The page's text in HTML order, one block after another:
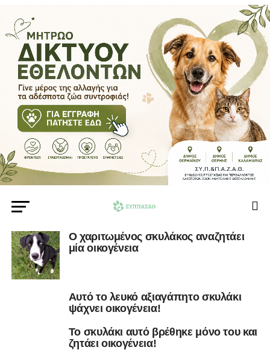
Ο χαριτωμένος σκυλάκος αναζητάει
μία οικογένεια
Αυτό το λευκό αξιαγάπητο σκυλάκι
ψάχνει οικογένεια!
Το σκυλάκι αυτό βρέθηκε μόνο του και
ζητάει οικογένεια!